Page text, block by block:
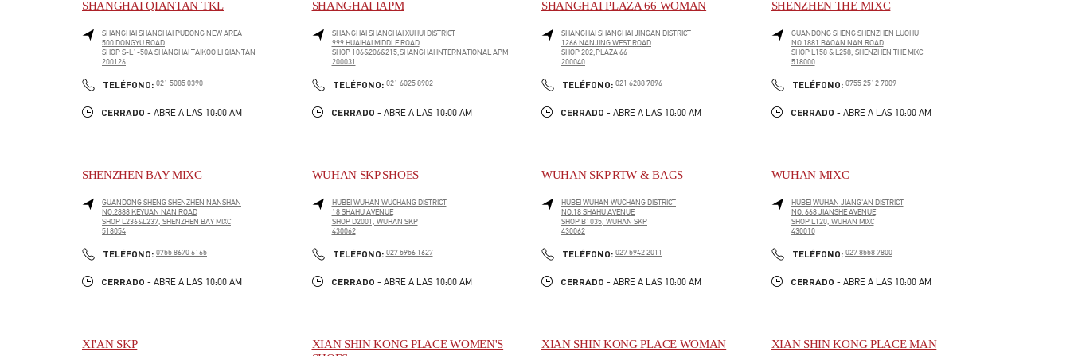
SHANGHAI QIANTAN TKL
SHANGHAISHANGHAIPUDONG NEW AREA
500 DONGYU ROAD
SHOP S-L1-50A SHANGHAI TAIKOO LI QIANTAN
200126
TELÉFONO: PHONE
021 5085 0390
CERRADO - ABRE A LAS 10:00 AM
SHANGHAI IAPM
SHANGHAI SHANGHAI XUHUI DISTRICT
999 HUAIHAI MIDDLE ROAD
SHOP 106&206&215,SHANGHAI INTERNATIONAL APM
200031
TELÉFONO:PHONE
021 6025 8902
CERRADO - ABRE A LAS 10:00 AM
SHANGHAI PLAZA 66 WOMAN
SHANGHAISHANGHAIJINGAN DISTRICT
1266 NANJING WEST ROAD
SHOP 202,PLAZA 66
200040
TELÉFONO: PHONE
021 6288 7896
CERRADO - ABRE A LAS 10:00 AM
SHENZHEN THE MIXC
GUANDONG SHENG SHENZHEN LUOHU
NO.1881 BAOAN NAN ROAD
SHOP L158 & L258, SHENZHEN THE MIXC
518000
TELÉFONO:PHONE
0755 2512 7009
CERRADO - ABRE A LAS 10:00 AM
SHENZHEN BAY MIXC
GUANDONG SHENGSHENZHEN NANSHAN
NO.2888 KEYUAN NAN ROAD
SHOP L236&L237, SHENZHEN BAY MIXC
518054
TELÉFONO: PHONE
0755 8670 6165
CERRADO - ABRE A LAS 10:00 AM
WUHAN SKP SHOES
HUBEI WUHAN WUCHANG DISTRICT
18 SHAHU AVENUE
SHOP D2001, WUHAN SKP
430062
TELÉFONO:PHONE
027 5956 1627
CERRADO - ABRE A LAS 10:00 AM
WUHAN SKP RTW & BAGS
HUBEIWUHAN WUCHANG DISTRICT
NO.18 SHAHU AVENUE
SHOP B1035, WUHAN SKP
430062
TELÉFONO: PHONE
027 5942 2011
CERRADO - ABRE A LAS 10:00 AM
WUHAN MIXC
HUBEI WUHAN JIANG'AN DISTRICT
NO. 668 JIANSHE AVENUE
SHOP L120, WUHAN MIXC
430010
TELÉFONO:PHONE
027 8558 7800
CERRADO - ABRE A LAS 10:00 AM
XI'AN SKP
XIAN SHIN KONG PLACE WOMEN'S
XIAN SHIN KONG PLACE WOMAN XIAN SHIN KONG PLACE MAN